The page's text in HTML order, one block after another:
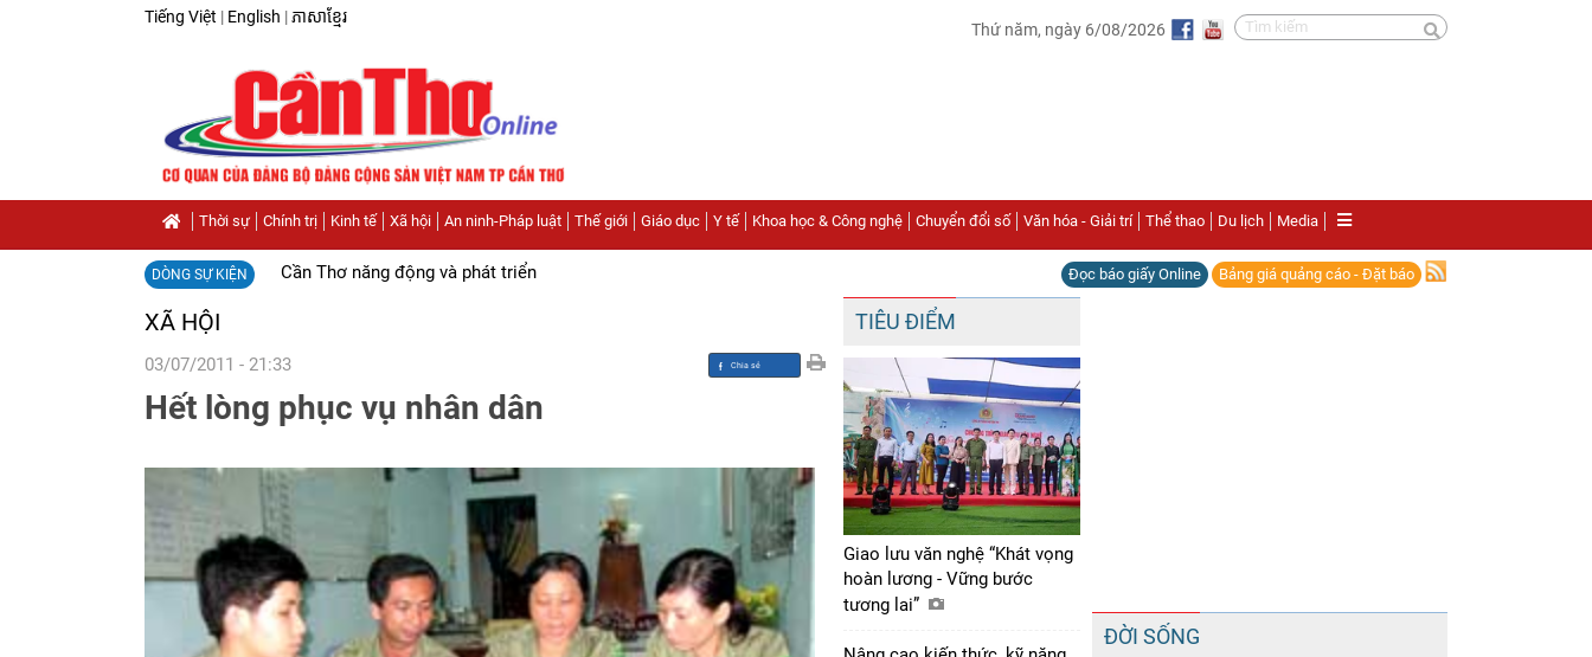
Tiếng Việt | English | ភាសាខ្មែរ
Thứ năm, ngày 6/08/2026
Thời sự Chính trị Kinh tế Xã hội An ninh-Pháp luật Thế giới Giáo dục Y tế Khoa học & Công nghệ Chuyển đổi số Văn hóa - Giải trí Thể thao Du lịch Media
DÒNG SỰ KIỆN Cần Thơ năng động và phát triển Đọc báo giấy Online Bảng giá quảng cáo - Đặt báo
XÃ HỘI
03/07/2011 - 21:33
Chia sẻ
Facebook
Hết lòng phục vụ nhân dân
TIÊU ĐIỂM
Giao lưu văn nghệ “Khát vọng
hoàn lương - Vững bước
tương lai”
ĐỜI SỐNG